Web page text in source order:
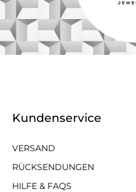
Kundenservice
VERSAND
RÜCKSENDUNGEN
HILFE & FAQS